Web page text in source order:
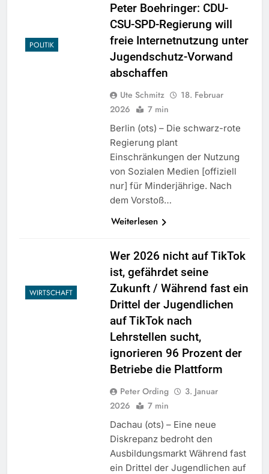
POLITIK
Peter Boehringer: CDU-
CSU-SPD-Regierung will
freie Internetnutzung unter
Jugendschutz-Vorwand
abschaffen
Ute Schmitz
18. Februar
2026
7 min
Berlin (ots) – Die schwarz-rote
Regierung plant
Einschränkungen der Nutzung
von Sozialen Medien [offiziell
nur] für Minderjährige. Nach
dem Vorstoß…
Weiterlesen
WIRTSCHAFT
Wer 2026 nicht auf TikTok
ist, gefährdet seine
Zukunft / Während fast ein
Drittel der Jugendlichen
auf TikTok nach
Lehrstellen sucht,
ignorieren 96 Prozent der
Betriebe die Plattform
Peter Ording
3. Januar
2026
7 min
Dachau (ots) – Eine neue
Diskrepanz bedroht den
Ausbildungsmarkt Während fast
ein Drittel der Jugendlichen auf